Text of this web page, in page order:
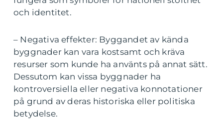
och identitet.
– Negativa effekter: Byggandet av kända
byggnader kan vara kostsamt och kräva
resurser som kunde ha använts på annat sätt.
Dessutom kan vissa byggnader ha
kontroversiella eller negativa konnotationer
på grund av deras historiska eller politiska
betydelse.